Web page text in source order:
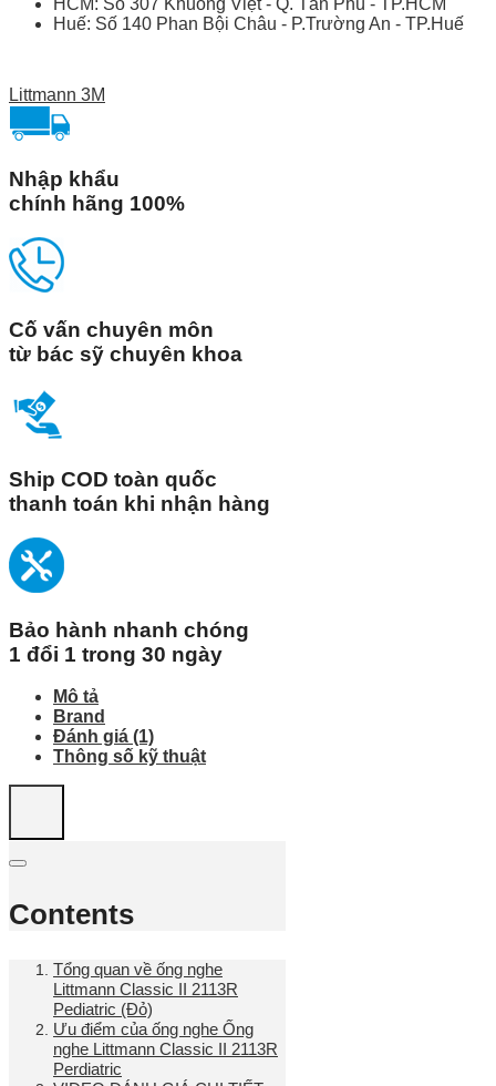
HCM: Số 307 Khuông Việt - Q. Tân Phú - TP.HCM
Huế: Số 140 Phan Bội Châu - P.Trường An - TP.Huế
Littmann 3M
Nhập khẩu
chính hãng 100%
Cố vấn chuyên môn
từ bác sỹ chuyên khoa
Ship COD toàn quốc
thanh toán khi nhận hàng
Bảo hành nhanh chóng
1 đổi 1 trong 30 ngày
Mô tả
Brand
Đánh giá (1)
Thông số kỹ thuật
Contents
Tổng quan về ống nghe
Littmann Classic II 2113R
Pediatric (Đỏ)
Ưu điểm của ống nghe Ống
nghe Littmann Classic II 2113R
Perdiatric